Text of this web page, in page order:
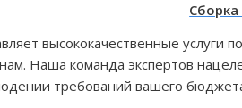
высококачественные услуги
Наша команда экспертов
требований вашего